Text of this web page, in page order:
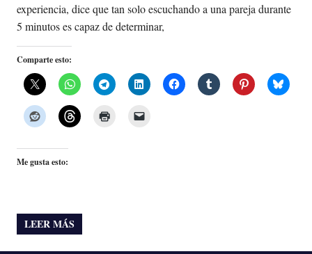
experiencia, dice que tan solo escuchando a una pareja durante
5 minutos es capaz de determinar,
Comparte esto:
Me gusta esto:
LEER MÁS